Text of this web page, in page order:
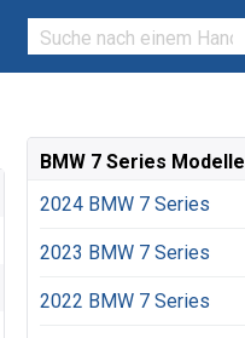
BMW 7 Series Modelle
2024 BMW 7 Series
2023 BMW 7 Series
2022 BMW 7 Series